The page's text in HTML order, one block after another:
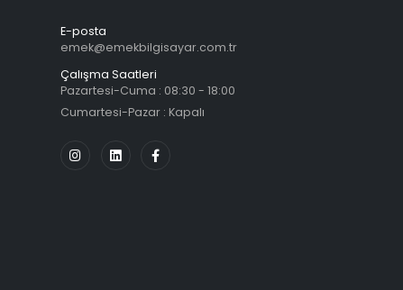
E-posta
emek@emekbilgisayar.com.tr
Çalışma Saatleri
Pazartesi-Cuma : 08:30 - 18:00
Cumartesi-Pazar : Kapalı